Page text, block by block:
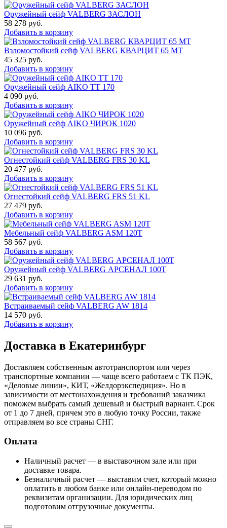
Оружейный сейф VALBERG ЗАСЛОН
58 278 руб.
Добавить в корзину
Взломостойкий сейф VALBERG КВАРЦИТ 65 МТ
45 325 руб.
Добавить в корзину
Оружейный сейф AIKO TT 170
4 090 руб.
Добавить в корзину
Оружейный сейф AIKO ЧИРОК 1020
10 096 руб.
Добавить в корзину
Огнестойкий сейф VALBERG FRS 30 KL
20 477 руб.
Добавить в корзину
Огнестойкий сейф VALBERG FRS 51 KL
27 479 руб.
Добавить в корзину
Мебельный сейф VALBERG ASM 120T
58 567 руб.
Добавить в корзину
Оружейный сейф VALBERG АРСЕНАЛ 100Т
29 631 руб.
Добавить в корзину
Встраиваемый сейф VALBERG AW 1814
14 570 руб.
Добавить в корзину
Доставка в Екатеринбург
Доставляем собственным автотранспортом или через
транспортные компании — чаще всего работаем с ТК ПЭК,
«Деловые линии», КИТ, «Желдорэкспедиция». Но в
зависимости от местонахождения и требований заказчика
поможем выбрать самый дешевый и быстрый вариант. Срок
от 1 до 7 дней, причем это в любую точку России, также
отправляем во все страны СНГ.
Оплата
Наличный расчет — в выставочном зале или при
доставке товара.
Безналичный расчет — выставим счет, который можно
оплатить в любом банке или онлайн-переводом по
реквизитам организации. Для юридических лиц
подготовим отгрузочные документы.